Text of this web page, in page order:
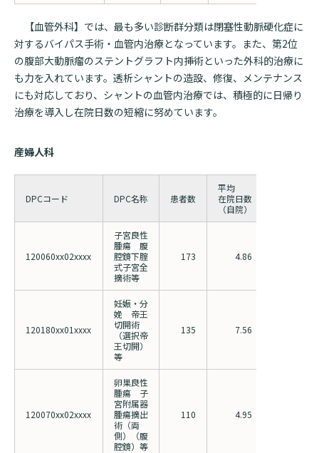
【血管外科】では、最も多い診断群分類は閉塞性動脈硬化症に
対するバイパス手術・血管内治療となっています。また、第2位
の腹部大動脈瘤のステントグラフト内挿術といった外科的治療に
も力を入れています。透析シャントの造設、修復、メンテナンス
にも対応しており、シャントの血管内治療では、積極的に日帰り
治療を導入し在院日数の短縮に努めています。
産婦人科
DPCコード DPC名称 患者数
平均
在院日数
（自院）
120060xx02xxxx
子宮良性
腫瘍 腹
腔鏡下腟
式子宮全
摘術等
173 4.86
120180xx01xxxx
妊娠・分
娩 帝王
切開術
（選択帝
王切開）
等
135 7.56
120070xx02xxxx
卵巣良性
腫瘍 子
宮附属器
腫瘍摘出
術（両
側）（腹
腔鏡）等
110 4.95